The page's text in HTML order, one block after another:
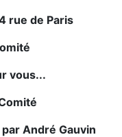
rue de Paris
vous...
André Gauvin